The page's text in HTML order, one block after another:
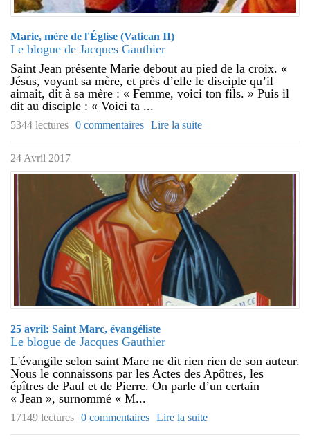
Marie, mère de l'Église (Vatican II)
Le blogue de Jacques Gauthier
Saint Jean présente Marie debout au pied de la croix. «
Jésus, voyant sa mère, et près d’elle le disciple qu’il
aimait, dit à sa mère : « Femme, voici ton fils. » Puis il
dit au disciple : « Voici ta ...
5344 lectures 0 commentaires Lire la suite
24 Avril 2017
25 avril: Saint Marc, évangéliste
Le blogue de Jacques Gauthier
L'évangile selon saint Marc ne dit rien rien de son auteur.
Nous le connaissons par les Actes des Apôtres, les
épîtres de Paul et de Pierre. On parle d’un certain
« Jean », surnommé « M...
17149 lectures 0 commentaires Lire la suite